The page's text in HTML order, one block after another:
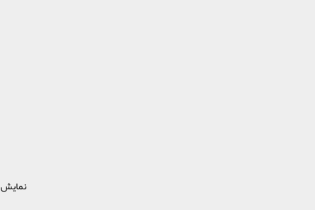
نمایش 1 تا 6 از 6 (1 صفحه)